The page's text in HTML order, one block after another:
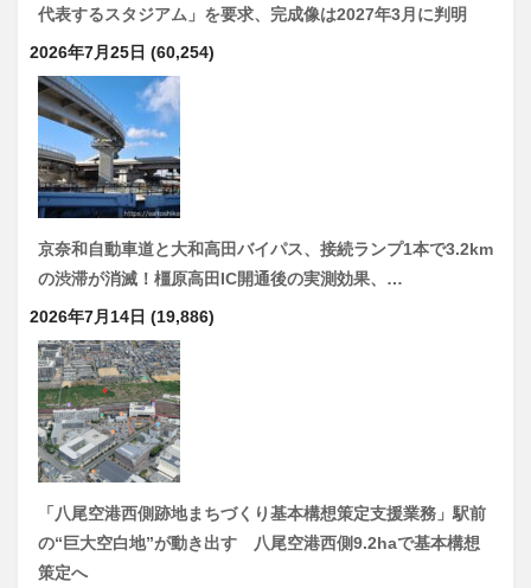
代表するスタジアム」を要求、完成像は2027年3月に判明
2026年7月25日 (60,254)
京奈和自動車道と大和高田バイパス、接続ランプ1本で3.2km
の渋滞が消滅！橿原高田IC開通後の実測効果、…
2026年7月14日 (19,886)
「八尾空港西側跡地まちづくり基本構想策定支援業務」駅前
の“巨大空白地”が動き出す 八尾空港西側9.2haで基本構想
策定へ